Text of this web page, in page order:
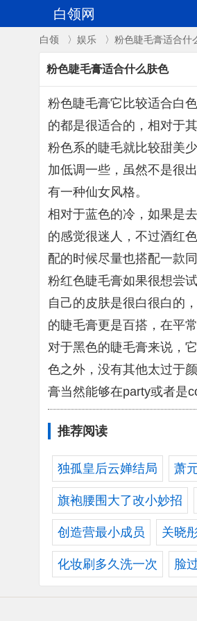
白领网
白领 〉 娱乐 〉粉色睫毛膏适合什
粉色睫毛膏适合什么肤色
粉色睫毛膏它比较适合白
的都是很适合的，相对于
粉色系的睫毛就比较甜美
加低调一些，虽然不是很
有一种仙女风格。
相对于蓝色的冷，如果是
的感觉很迷人，不过酒红
配的时候尽量也搭配一款
粉红色睫毛膏如果很想尝
自己的皮肤是很白很白的
的睫毛膏更是百搭，在平
对于黑色的睫毛膏来说，
色之外，没有其他太过于
膏当然能够在party或者是
推荐阅读
独孤皇后云婵结局 萧
旗袍腰围大了改小妙招
创造营最小成员 关晓
化妆刷多久洗一次 脸